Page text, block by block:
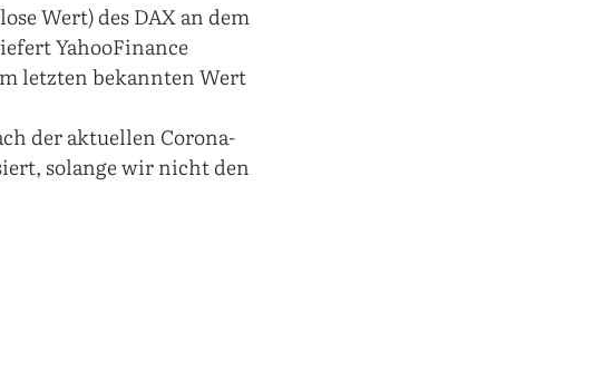
Wert) des DAX an dem
YahooFinance
letzten bekannten Wert
der aktuellen Corona-
solange wir nicht den